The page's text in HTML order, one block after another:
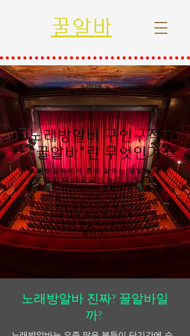
꿀알바
노래방알바 구인구직
"꿀알바"란 무엇인가
노래방알바에서 흔히 말하는 꿀알바란
근무 조건 대비 수입이 높고, 근무 강도·
스트레스·리스크가 비교적 낮은 일자리
를 의미합니다.단순히 시급이나 일당이
높다고 해서 꿀알바라고 부르지는 않으
며, 안전성·근무 환경·정산의 투명성·출
근 자유도까지 종합적으로 고려해 판단
합니다.
노래방알바 진짜? 꿀알바일
까?